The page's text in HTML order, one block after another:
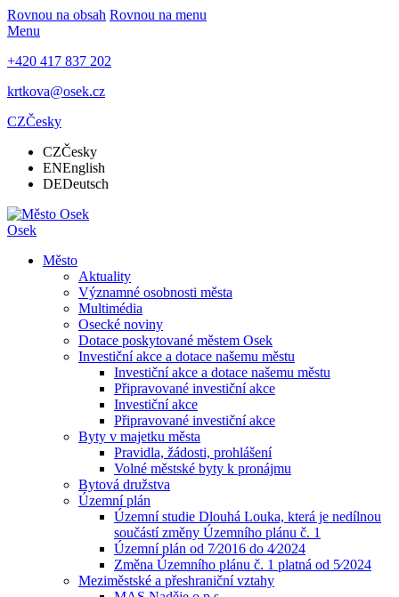
Rovnou na obsah Rovnou na menu
Menu
+420 417 837 202
krtkova@osek.cz
CZČesky
CZČesky
ENEnglish
DEDeutsch
Osek
Město
Aktuality
Významné osobnosti města
Multimédia
Osecké noviny
Dotace poskytované městem Osek
Investiční akce a dotace našemu městu
Investiční akce a dotace našemu městu
Připravované investiční akce
Investiční akce
Připravované investiční akce
Byty v majetku města
Pravidla, žádosti, prohlášení
Volné městské byty k pronájmu
Bytová družstva
Územní plán
Územní studie Dlouhá Louka, která je nedílnou
součástí změny Územního plánu č. 1
Územní plán od 7⁄2016 do 4⁄2024
Změna Územního plánu č. 1 platná od 5⁄2024
Meziměstské a přeshraniční vztahy